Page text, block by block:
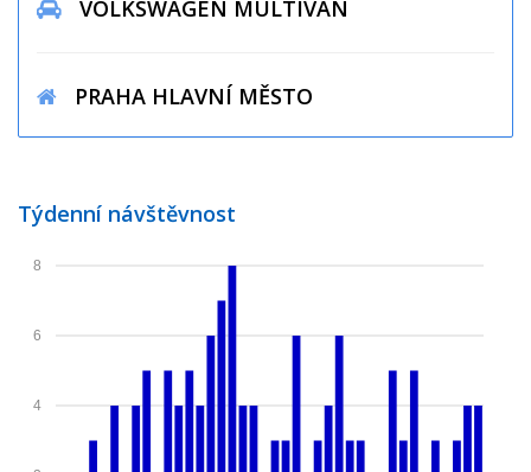
VOLKSWAGEN MULTIVAN
PRAHA HLAVNÍ MĚSTO
Týdenní návštěvnost
4
6
8